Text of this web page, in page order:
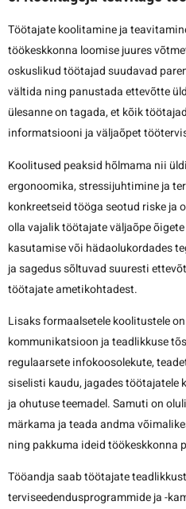
Töötajate koolitamine ja
töökeskkonna loomise juures
oskuslikud töötajad suudavad
vältida ning panustada ettevõtte
ülesanne on tagada, et kõik
informatsiooni ja väljaõpet
Koolitused peaksid hõlmama nii
ergonoomika, stressijuhtimine ja
konkreetseid tööga seotud riske ja
olla vajalik töötajate väljaõpe
kasutamise või hädaolukordades
ja sagedus sõltuvad suuresti
töötajate ametikohtadest.
Lisaks formaalsetele koolitustele
kommunikatsioon ja teadlikkuse
regulaarsete infokoosolekute,
siselisti kaudu, jagades
ja ohutuse teemadel. Samuti on
märkama ja teada andma
ning pakkuma ideid töökeskkonna
Tööandja saab töötajate
terviseedendusprogrammide ja -